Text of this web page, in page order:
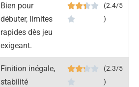
Bien pour
débuter, limites
rapides dès jeu
exigeant.
(2.4/5
)
Finition inégale,
stabilité
(2.3/5
)